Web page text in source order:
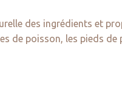
des ingrédients et
de poisson, les pieds